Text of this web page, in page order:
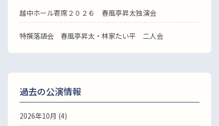
越中ホール寄席２０２６ 春風亭昇太独演会
特撰落語会 春風亭昇太・林家たい平 二人会
過去の公演情報
2026年10月 (4)